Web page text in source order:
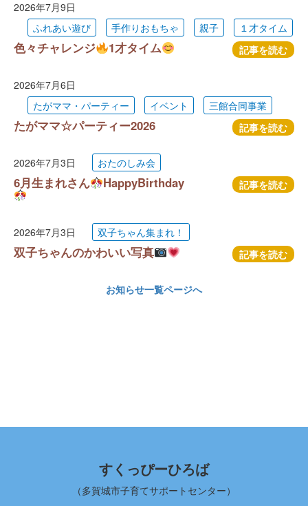
2026年7月9日
ふれあい遊び
手作りおもちゃ 親子 １才タイム
色々チャレンジ 1才タイム 記事を読む
2026年7月6日
たがママ・パーティー
イベント 三館合同事業
たがママ☆パーティー2026 記事を読む
2026年7月3日 おたのしみ会
6月生まれさん HappyBirthday 記事を読む
2026年7月3日 双子ちゃん集まれ！
双子ちゃんのかわいい写真 記事を読む
お知らせ一覧ページへ
すくっぴーひろば
（多賀城市子育てサポートセンター）